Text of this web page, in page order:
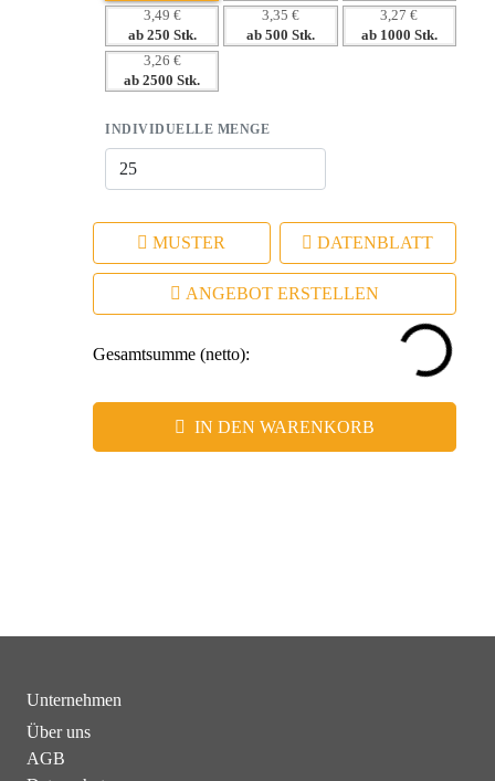
– Individuelle Gestaltung fördert emotionale Bindung und
Identifikation.
– Nachhaltigkeit durch langlebige Produkte anstelle von
Wegwerfartikeln.
3,49 €
ab 250 Stk.
3,35 €
ab 500 Stk.
3,27 €
ab 1000 Stk.
3,26 €
ab 2500 Stk.
INDIVIDUELLE MENGE
MUSTER DATENBLATT
ANGEBOT ERSTELLEN
Gesamtsumme (netto):
IN DEN WARENKORB
Unternehmen
Über uns
AGB